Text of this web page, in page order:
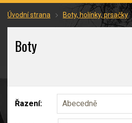
Úvodní strana Boty, holínky, prsačky
Boty
Řazení: Abecedně